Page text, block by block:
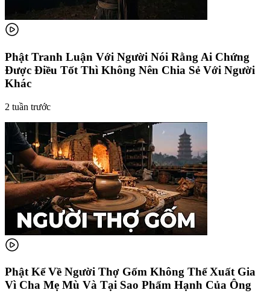
Phật Tranh Luận Với Người Nói Rằng Ai Chứng
Được Điều Tốt Thì Không Nên Chia Sẻ Với Người
Khác
2 tuần trước
Phật Kể Về Người Thợ Gốm Không Thể Xuất Gia
Vì Cha Mẹ Mù Và Tại Sao Phẩm Hạnh Của Ông